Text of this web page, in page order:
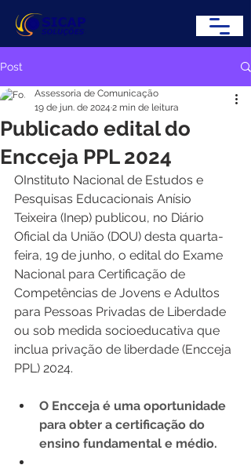
Post
Publicado edital do
Encceja PPL 2024
Assessoria de Comunicação
19 de jun. de 2024 2 min de leitura
OInstituto Nacional de Estudos e
Pesquisas Educacionais Anísio
Teixeira (Inep) publicou, no Diário
Oficial da União (DOU) desta quarta-
feira, 19 de junho, o edital do Exame
Nacional para Certificação de
Competências de Jovens e Adultos
para Pessoas Privadas de Liberdade
ou sob medida socioeducativa que
inclua privação de liberdade (Encceja
PPL) 2024.
O Encceja é uma oportunidade
para obter a certificação do
ensino fundamental e médio.